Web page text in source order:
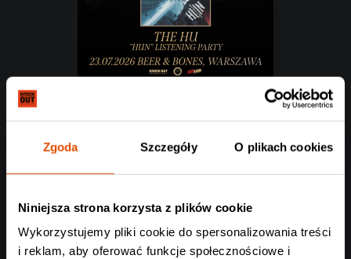
Zgoda Szczegóły O plikach cookies
Niniejsza strona korzysta z plików cookie
Wykorzystujemy pliki cookie do spersonalizowania treści
i reklam, aby oferować funkcje społecznościowe i
Posłuchaj nowego albumu The HU – „Hun”
przed oficjalną premierą
Zapraszamy na wspólny odsłuch najnowszej płyty mongolskiego
Czytaj całość